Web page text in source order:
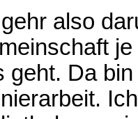
also
geht. Da